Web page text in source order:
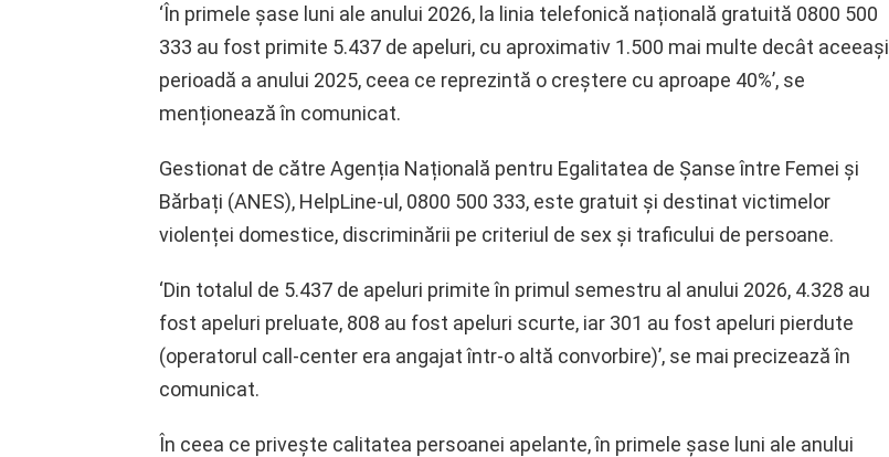
‘În primele șase luni ale anului 2026, la linia telefonică națională gratuită 0800 500
333 au fost primite 5.437 de apeluri, cu aproximativ 1.500 mai multe decât aceeași
perioadă a anului 2025, ceea ce reprezintă o creștere cu aproape 40%’, se
menționează în comunicat.
Gestionat de către Agenția Națională pentru Egalitatea de Șanse între Femei și
Bărbați (ANES), HelpLine-ul, 0800 500 333, este gratuit și destinat victimelor
violenței domestice, discriminării pe criteriul de sex și traficului de persoane.
‘Din totalul de 5.437 de apeluri primite în primul semestru al anului 2026, 4.328 au
fost apeluri preluate, 808 au fost apeluri scurte, iar 301 au fost apeluri pierdute
(operatorul call-center era angajat într-o altă convorbire)’, se mai precizează în
comunicat.
În ceea ce privește calitatea persoanei apelante, în primele șase luni ale anului